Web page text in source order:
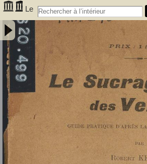
Le
Sucrage des vendanges : guide pratique
1903 - Kehrig, Robert (1873-1941). Auteur